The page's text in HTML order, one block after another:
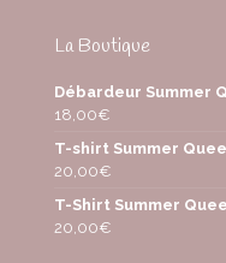
La Boutique
Débardeur Summer
18,00€
T-shirt Summer
20,00€
T-Shirt Summer
20,00€